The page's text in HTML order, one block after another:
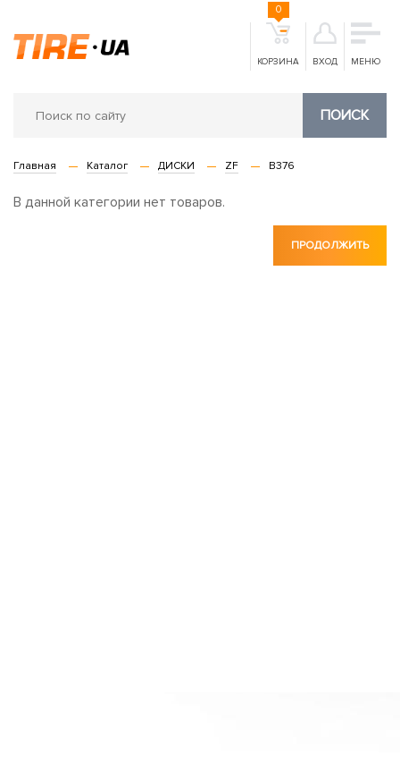
КОРЗИНА
0
ВХОД МЕНЮ
ПОИСК
Главная Каталог ДИСКИ ZF B376
В данной категории нет товаров.
ПРОДОЛЖИТЬ